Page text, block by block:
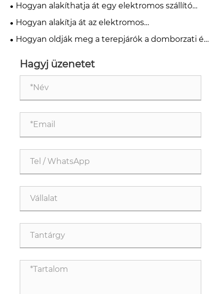
Hogyan alakíthatja át egy elektromos szállító
motorkerékpár a városi logisztikát?
Hogyan alakítja át az elektromos
versenymotorkerékpár-technológia a nagy
sebességű teljesítményt?
Hogyan oldják meg a terepjárók a domborzati és
Hagyj üzenetet